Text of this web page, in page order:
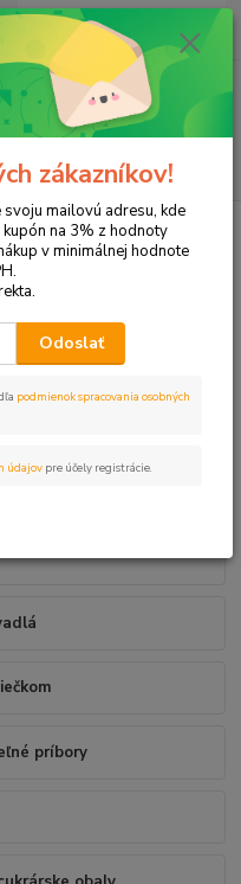
Hľadať
ks
za 0,00 EUR
riad a gastro obaly
gastro-obaly
gastro obaly na
nápojov. V ponuke nájdete
s viečkom, termo boxy,
na torty a zákusky.
príbory
zákazníkov!
mailovú adresu, kde
na 3% z hodnoty
v minimálnej hodnote
Odoslať
podmienok spracovania osobných
údajov pre účely registrácie.